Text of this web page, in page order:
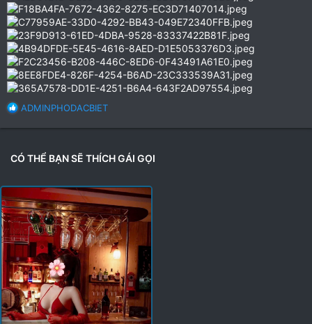
R
t
n
s
:
ADMINPHODACBIET
CÓ THỂ BẠN SẼ THÍCH GÁI GỌI